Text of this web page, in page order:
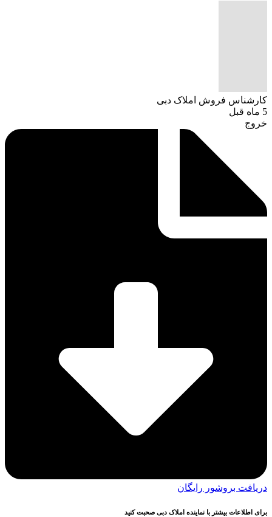
کارشناس فروش املاک دبی
5 ماه قبل
خروج
دریافت بروشور رایگان
برای اطلاعات بیشتر با نماینده املاک دبی صحبت کنید